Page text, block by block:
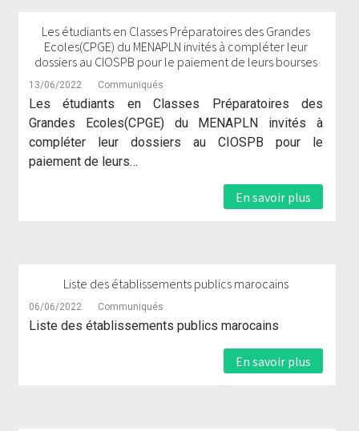
Les étudiants en Classes Préparatoires des Grandes
Ecoles(CPGE) du MENAPLN invités à compléter leur
dossiers au CIOSPB pour le paiement de leurs bourses
13/06/2022 Communiqués
Les étudiants en Classes Préparatoires des
Grandes Ecoles(CPGE) du MENAPLN invités à
compléter leur dossiers au CIOSPB pour le
paiement de leurs…
En savoir plus
Liste des établissements publics marocains
06/06/2022 Communiqués
Liste des établissements publics marocains
En savoir plus